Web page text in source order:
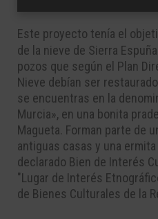
Este proyecto tenía el
de la nieve de Sierra
pozos que según el Plan
Nieve debían ser
se encuentras en la
Murcia», en una bonita
Magueta. Forman parte de
antiguas casas y una
declarado Bien de Interés
"Lugar de Interés
de Bienes Culturales de la